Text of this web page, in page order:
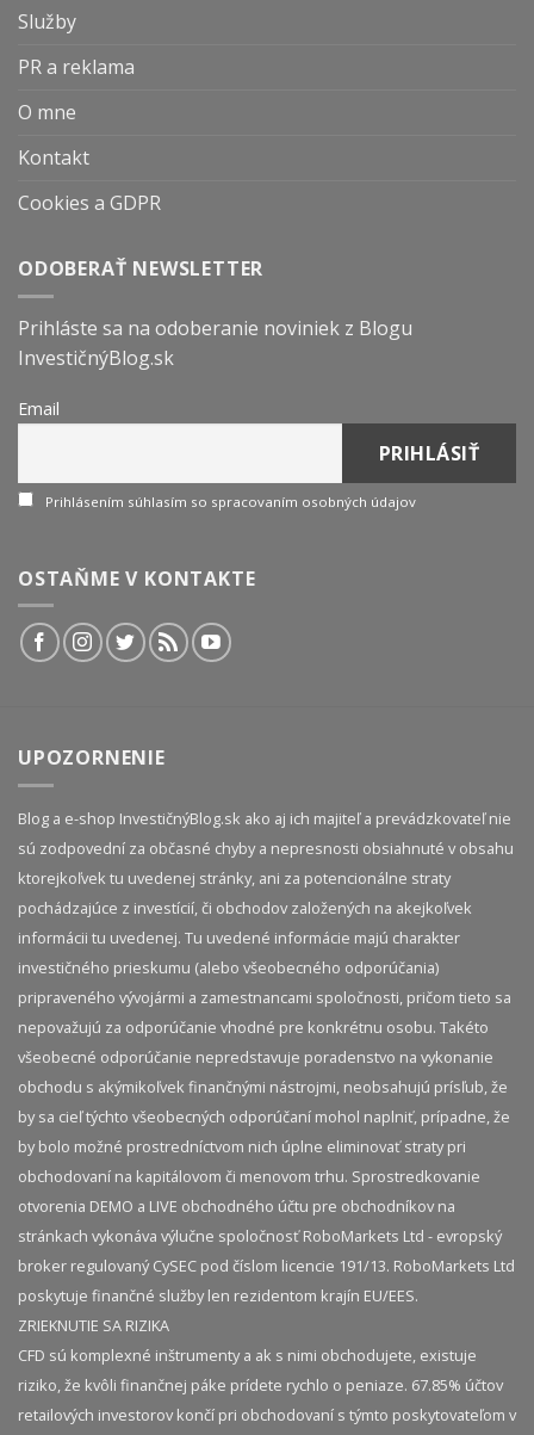
Služby
PR a reklama
O mne
Kontakt
Cookies a GDPR
ODOBERAŤ NEWSLETTER
Prihláste sa na odoberanie noviniek z Blogu
InvestičnýBlog.sk
Email
Prihlásením súhlasím so spracovaním osobných údajov
OSTAŇME V KONTAKTE
UPOZORNENIE
Blog a e-shop InvestičnýBlog.sk ako aj ich majiteľ a prevádzkovateľ nie
sú zodpovední za občasné chyby a nepresnosti obsiahnuté v obsahu
ktorejkoľvek tu uvedenej stránky, ani za potencionálne straty
pochádzajúce z investícií, či obchodov založených na akejkoľvek
informácii tu uvedenej. Tu uvedené informácie majú charakter
investičného prieskumu (alebo všeobecného odporúčania)
pripraveného vývojármi a zamestnancami spoločnosti, pričom tieto sa
nepovažujú za odporúčanie vhodné pre konkrétnu osobu. Takéto
všeobecné odporúčanie nepredstavuje poradenstvo na vykonanie
obchodu s akýmikoľvek finančnými nástrojmi, neobsahujú prísľub, že
by sa cieľ týchto všeobecných odporúčaní mohol naplniť, prípadne, že
by bolo možné prostredníctvom nich úplne eliminovať straty pri
obchodovaní na kapitálovom či menovom trhu. Sprostredkovanie
otvorenia DEMO a LIVE obchodného účtu pre obchodníkov na
stránkach vykonáva výlučne spoločnosť RoboMarkets Ltd - evropský
broker regulovaný CySEC pod číslom licencie 191/13. RoboMarkets Ltd
poskytuje finančné služby len rezidentom krajín EU/EES.
ZRIEKNUTIE SA RIZIKA
CFD sú komplexné inštrumenty a ak s nimi obchodujete, existuje
riziko, že kvôli finančnej páke prídete rychlo o peniaze. 67.85% účtov
retailových investorov končí pri obchodovaní s týmto poskytovateľom v